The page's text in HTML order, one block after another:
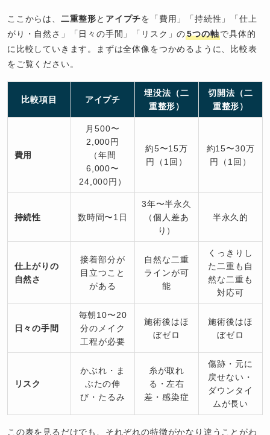
ここからは、 二重整形と アイプチを「費用」「持続性」「仕上
がり・自然さ」「日々の手間」「リスク」の5つの軸で具体的
に比較していきます。まずは全体像をつかめるように、比較表
をご覧ください。
比較項目 アイプチ
埋没法（二
重整形）
切開法（二
重整形）
費用
月500〜
2,000円
（年間
6,000〜
24,000円）
約5〜15万
円（1回）
約15〜30万
円（1回）
持続性 数時間〜1日
3年〜半永久
（個人差あ
り）
半永久的
仕上がりの
自然さ
接着部分が
目立つこと
がある
自然な二重
ラインが可
能
くっきりし
た二重も自
然な二重も
対応可
日々の手間
毎朝10〜20
分のメイク
工程が必要
施術後はほ
ぼゼロ
施術後はほ
ぼゼロ
リスク
かぶれ・ま
ぶたの伸
び・たるみ
糸が取れ
る・左右
差・感染症
傷跡・元に
戻せない・
ダウンタイ
ムが長い
この表を見るだけでも、それぞれの特徴がかなり違うことがわ